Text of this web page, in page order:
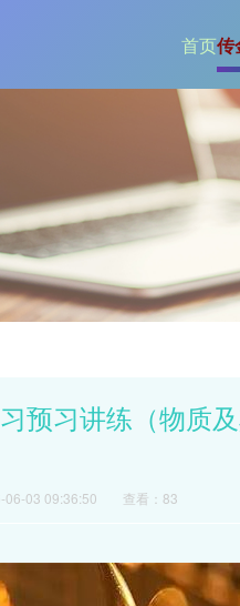
首页传
预习讲练（物质及
06-03 09:36:50 查看：83